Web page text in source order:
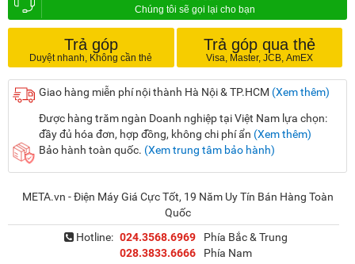
Trả góp Trả góp qua thẻ
Giao hàng miễn phí nội thành Hà Nội & TP.HCM (Xem thêm)
Được hàng trăm ngàn Doanh nghiệp tại Việt Nam lựa chọn:
đầy đủ hóa đơn, hợp đồng, không chi phí ẩn (Xem thêm)
Bảo hành toàn quốc. (Xem trung tâm bảo hành)
META.vn - Điện Máy Giá Cực Tốt, 19 Năm Uy Tín Bán Hàng Toàn
Quốc
Hotline: 024.3568.6969
Phía Bắc & Trung
028.3833.6666
Phía Nam